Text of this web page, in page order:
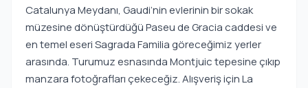
Catalunya Meydanı, Gaudi’nin evlerinin bir sokak
müzesine dönüştürdüğü Paseu de Gracia caddesi ve
en temel eseri Sagrada Familia göreceğimiz yerler
arasında. Turumuz esnasında Montjuic tepesine çıkıp
manzara fotoğrafları çekeceğiz. Alışveriş için La